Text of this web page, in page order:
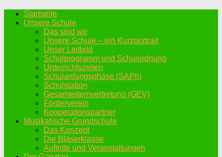
Startseite
Unsere Schule
Das sind wir
Unsere Schule – ein Kurzportrait
Unser Leitbild
Schulprogramm und Schulordnung
Unterrichtszeiten
Schulanfangsphase (SAPh)
Schulstation
Gesamtelternvertretung (GEV)
Förderverein
Kooperationspartner
Musikalische Grundschule
Das Konzept
Die Bläserklasse
Auftritte und Veranstaltungen